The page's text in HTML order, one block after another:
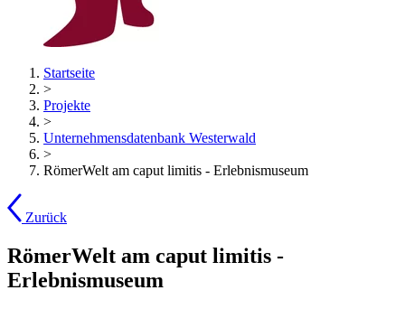
Startseite
>
Projekte
>
Unternehmensdatenbank Westerwald
>
RömerWelt am caput limitis - Erlebnismuseum
Zurück
RömerWelt am caput limitis -
Erlebnismuseum